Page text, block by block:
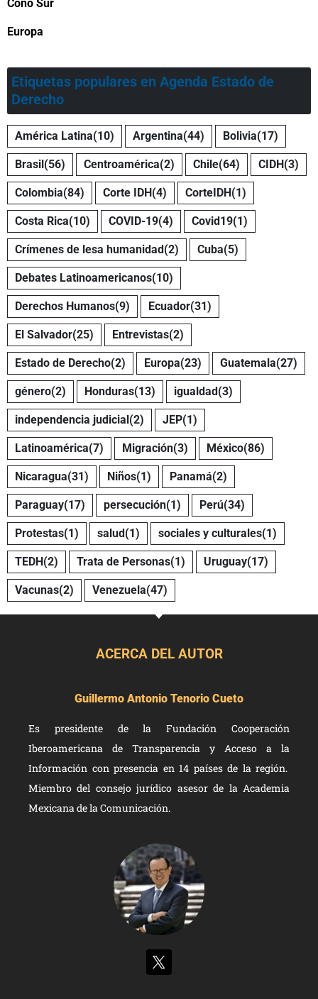
Cono Sur
Europa
Etiquetas populares en Agenda Estado de
Derecho
América Latina(10) Argentina(44) Bolivia(17)
Brasil (56) Centroamérica(2) Chile(64) CIDH (3)
Colombia(84) Corte IDH (4) CorteIDH (1)
Costa Rica(10) COVID-19(4) Covid19(1)
Crímenes de lesa humanidad (2) Cuba(5)
Debates Latinoamericanos(10)
Derechos Humanos(9) Ecuador(31)
El Salvador(25) Entrevistas(2)
Estado de Derecho(2) Europa(23) Guatemala(27)
género(2) Honduras(13) igualdad (3)
independencia judicial (2) JEP(1)
Latinoamérica(7) Migración(3) México(86)
Nicaragua(31) Niños(1) Panamá(2)
Paraguay(17) persecución(1) Perú(34)
Protestas(1) salud (1) sociales y culturales(1)
TEDH (2) Trata de Personas(1) Uruguay(17)
Vacunas(2) Venezuela(47)
ACERCA DEL AUTOR
Guillermo Antonio Tenorio Cueto
Es presidente de la Fundación Cooperación
Iberoamericana de Transparencia y Acceso a la
Información con presencia en 14 países de la región.
Miembro del consejo jurídico asesor de la Academia
Mexicana de la Comunicación.